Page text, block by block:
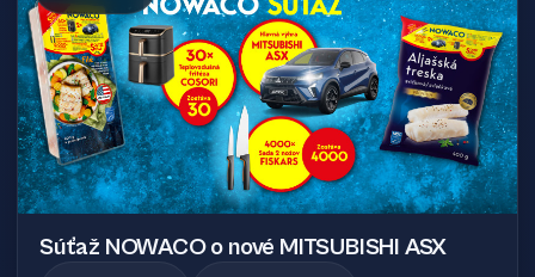
Súťaž NOWACO o nové MITSUBISHI ASX